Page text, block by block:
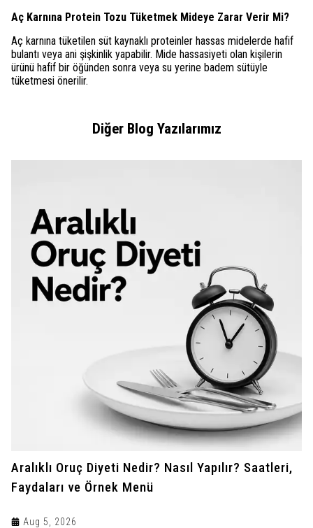
Aç Karnına Protein Tozu Tüketmek Mideye Zarar Verir Mi?
Aç karnına tüketilen süt kaynaklı proteinler hassas midelerde hafif
bulantı veya ani şişkinlik yapabilir. Mide hassasiyeti olan kişilerin
ürünü hafif bir öğünden sonra veya su yerine badem sütüyle
tüketmesi önerilir.
Diğer Blog Yazılarımız
Aralıklı Oruç Diyeti Nedir? Nasıl Yapılır? Saatleri,
Faydaları ve Örnek Menü
Aug 5, 2026